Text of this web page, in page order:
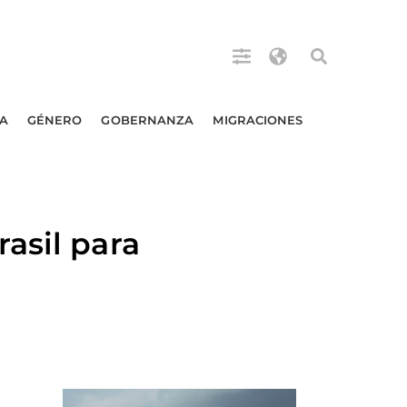
GÉNERO GOBERNANZA MIGRACIONES
para